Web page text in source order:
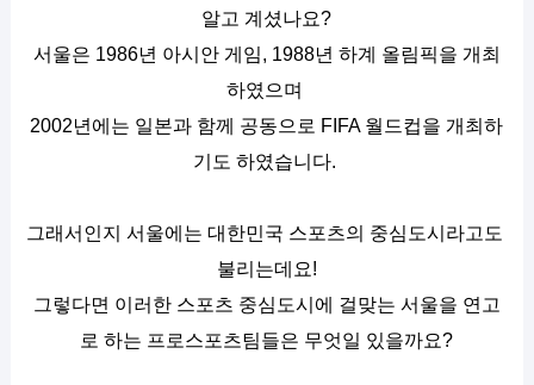
알고 계셨나요?
서울은 1986년 아시안 게임, 1988년 하계 올림픽을 개최
하였으며
2002년에는 일본과 함께 공동으로 FIFA 월드컵을 개최하
기도 하였습니다.
그래서인지 서울에는 대한민국 스포츠의 중심도시라고도
불리는데요!
그렇다면 이러한 스포츠 중심도시에 걸맞는 서울을 연고
로 하는 프로스포츠팀들은 무엇일 있을까요?